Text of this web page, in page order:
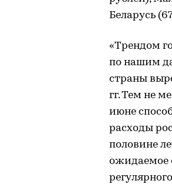
Беларусь
«Трендом
по нашим
страны
гг. Тем не
июне
расходы
половине
ожидаемое